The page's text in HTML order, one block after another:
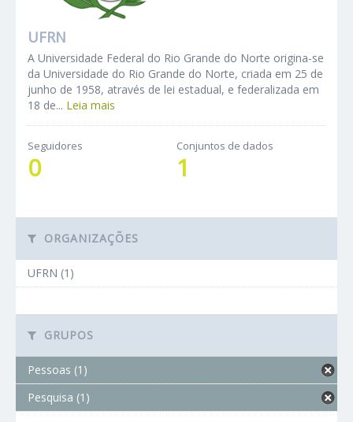
UFRN
A Universidade Federal do Rio Grande do Norte origina-se
da Universidade do Rio Grande do Norte, criada em 25 de
junho de 1958, através de lei estadual, e federalizada em
18 de... Leia mais
Seguidores
0
Conjuntos de dados
1
ORGANIZAÇÕES
UFRN (1)
GRUPOS
Pessoas (1)
Pesquisa (1)